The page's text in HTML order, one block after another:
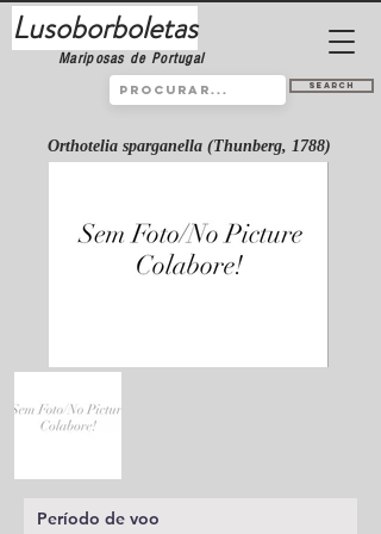
Lusoborboletas
Mariposas de Portugal
Search
Orthotelia sparganella (Thunberg, 1788)
Período de voo